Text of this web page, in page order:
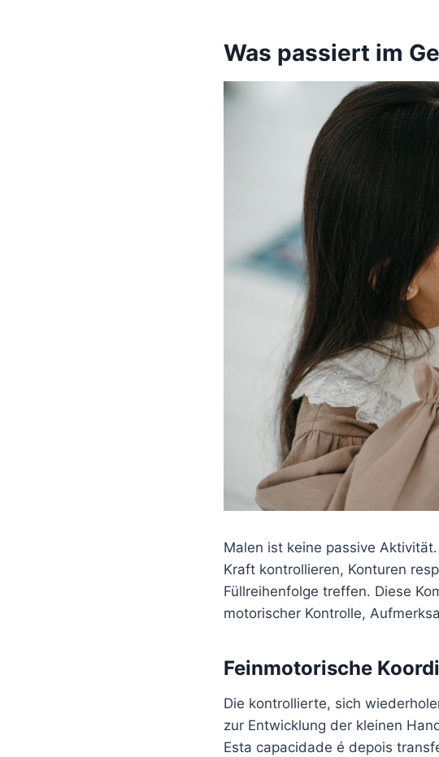
Was passiert im
Malen ist keine passive
Kraft kontrollieren, Konturen
Füllreihenfolge treffen. Diese
motorischer Kontrolle,
Feinmotorische
Die kontrollierte, sich
zur Entwicklung der kleinen
Esta capacidade é depois